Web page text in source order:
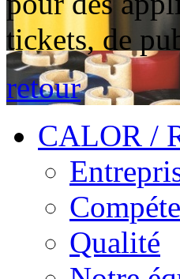
tickets, de
retour
CALOR /
Qualité